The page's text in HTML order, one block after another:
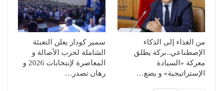
من الغذاء إلى الذكاء
الإصطناعي..بركة يطلق
معركة «السيادة
الإستراتيجية» و يضع…
سمير كودار يعلن التعبئة
الشاملة لحزب الأصالة و
المعاصرة لإنتخابات 2026 و
رهان تصدر…